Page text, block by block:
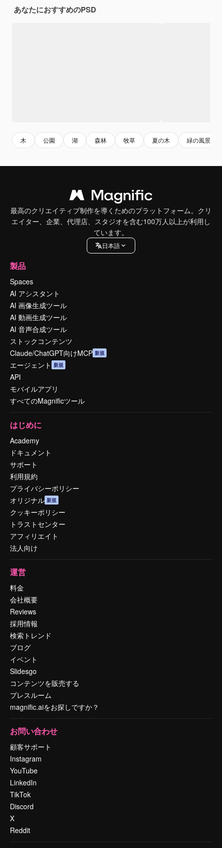
あなたにおすすめのPSD
木 公園 湖 森林 牧草 夏の木 緑の風景
最高のクリエイティブ制作を導くためのプラットフォーム。クリ
エイター、企業、代理店、スタジオを含む100万人以上が利用し
ています。
日本語
製品
Spaces
AI アシスタント
AI 画像生成ツール
AI 動画生成ツール
AI 音声合成ツール
ストックコンテンツ
Claude/ChatGPT向けMCP 新規
エージェント 新規
API
モバイルアプリ
すべてのMagnificツール
はじめに
Academy
ドキュメント
サポート
利用規約
プライバシーポリシー
オリジナル 新規
クッキーポリシー
トラストセンター
アフィリエイト
法人向け
運営
料金
会社概要
Reviews
採用情報
検索トレンド
ブログ
イベント
Slidesgo
コンテンツを販売する
プレスルーム
magnific.aiをお探しですか？
お問い合わせ
顧客サポート
Instagram
YouTube
LinkedIn
TikTok
Discord
X
Reddit